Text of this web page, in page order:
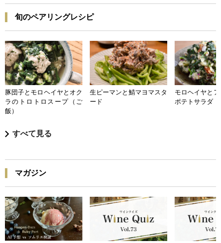
旬のペアリングレシピ
豚団子とモロヘイヤとオク
ラのトロトロスープ（ご
飯）
生ピーマンと鯖マヨマスタ
ード
モロヘイヤと
ポテトサラダ
すべて見る
マガジン